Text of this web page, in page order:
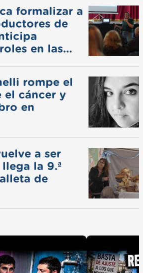
formalizar a
de
en las
rompe el
el cáncer y
en
a ser
la 9.ª
de